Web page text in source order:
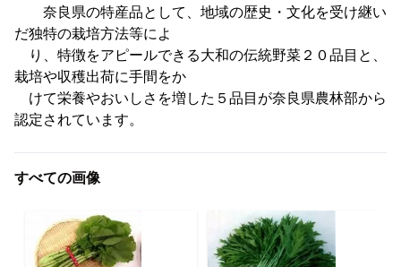
奈良県の特産品として、地域の歴史・文化を受け継い
だ独特の栽培方法等によ
り、特徴をアピールできる大和の伝統野菜２０品目と、
栽培や収穫出荷に手間をか
けて栄養やおいしさを増した５品目が奈良県農林部から
認定されています。
すべての画像